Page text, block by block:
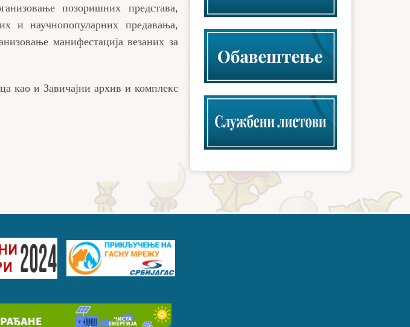
позоришних представа,
и научнопопуларних предавања,
манифестација везаних за
као и Завичајни архив и комплекс